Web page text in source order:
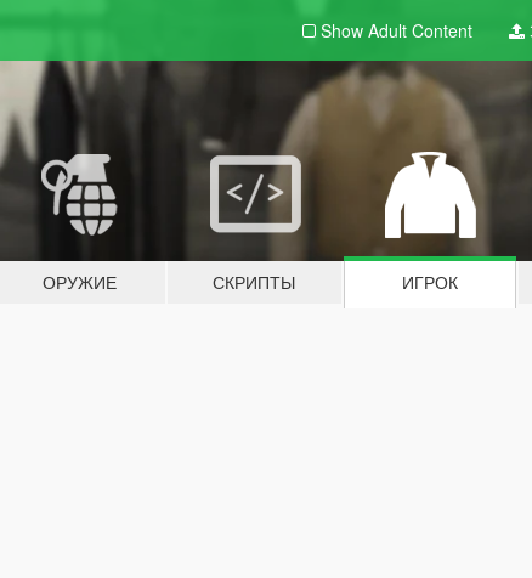
Show Adult Content
ОРУЖИЕ СКРИПТЫ ИГРОК